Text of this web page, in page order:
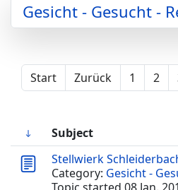
Gesicht - Gesucht -
Start Zurück 1 2
Subject
Stellwierk
Category: Gesicht -